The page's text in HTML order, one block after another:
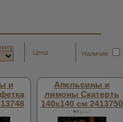
Цена Наличие
и
Апельсины и
лимоны Скатерть
140х140 см 2413750
New